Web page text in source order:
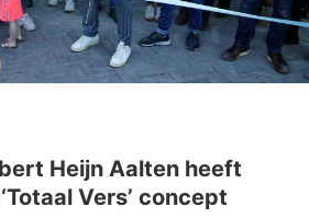
Heijn Aalten heeft
Vers’ concept